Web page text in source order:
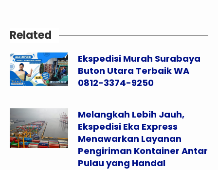
Related
Ekspedisi Murah Surabaya
Buton Utara Terbaik WA
0812-3374-9250
Melangkah Lebih Jauh,
Ekspedisi Eka Express
Menawarkan Layanan
Pengiriman Kontainer Antar
Pulau yang Handal